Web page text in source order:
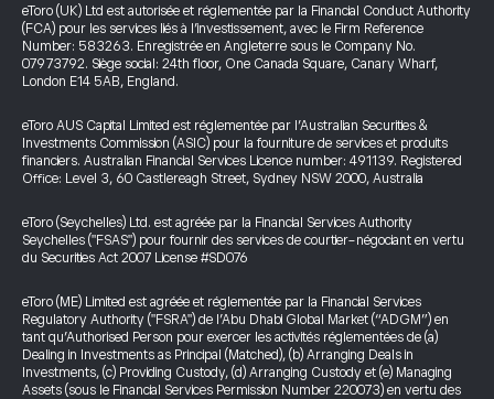
eToro (UK) Ltd est autorisée et réglementée par la Financial Conduct Authority
(FCA) pour les services liés à l’investissement, avec le Firm Reference
Number: 583263. Enregistrée en Angleterre sous le Company No.
07973792. Siège social: 24th floor, One Canada Square, Canary Wharf,
London E14 5AB, England.
eToro AUS Capital Limited est réglementée par l’Australian Securities &
Investments Commission (ASIC) pour la fourniture de services et produits
financiers. Australian Financial Services Licence number: 491139. Registered
Office: Level 3, 60 Castlereagh Street, Sydney NSW 2000, Australia
eToro (Seychelles) Ltd. est agréée par la Financial Services Authority
Seychelles ("FSAS") pour fournir des services de courtier-négociant en vertu
du Securities Act 2007 License #SD076
eToro (ME) Limited est agréée et réglementée par la Financial Services
Regulatory Authority ("FSRA") de l’Abu Dhabi Global Market (“ADGM”) en
tant qu’Authorised Person pour exercer les activités réglementées de (a)
Dealing in Investments as Principal (Matched), (b) Arranging Deals in
Investments, (c) Providing Custody, (d) Arranging Custody et (e) Managing
Assets (sous le Financial Services Permission Number 220073) en vertu des